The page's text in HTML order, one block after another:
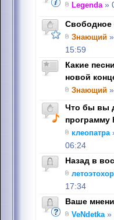
Legenda»
Знающий
15:59
Какие
новой
Знающий
Что бы вы
клеопатра
06:24
Назад в
летоэтохор
17:34
Ваше
VeNdetka»